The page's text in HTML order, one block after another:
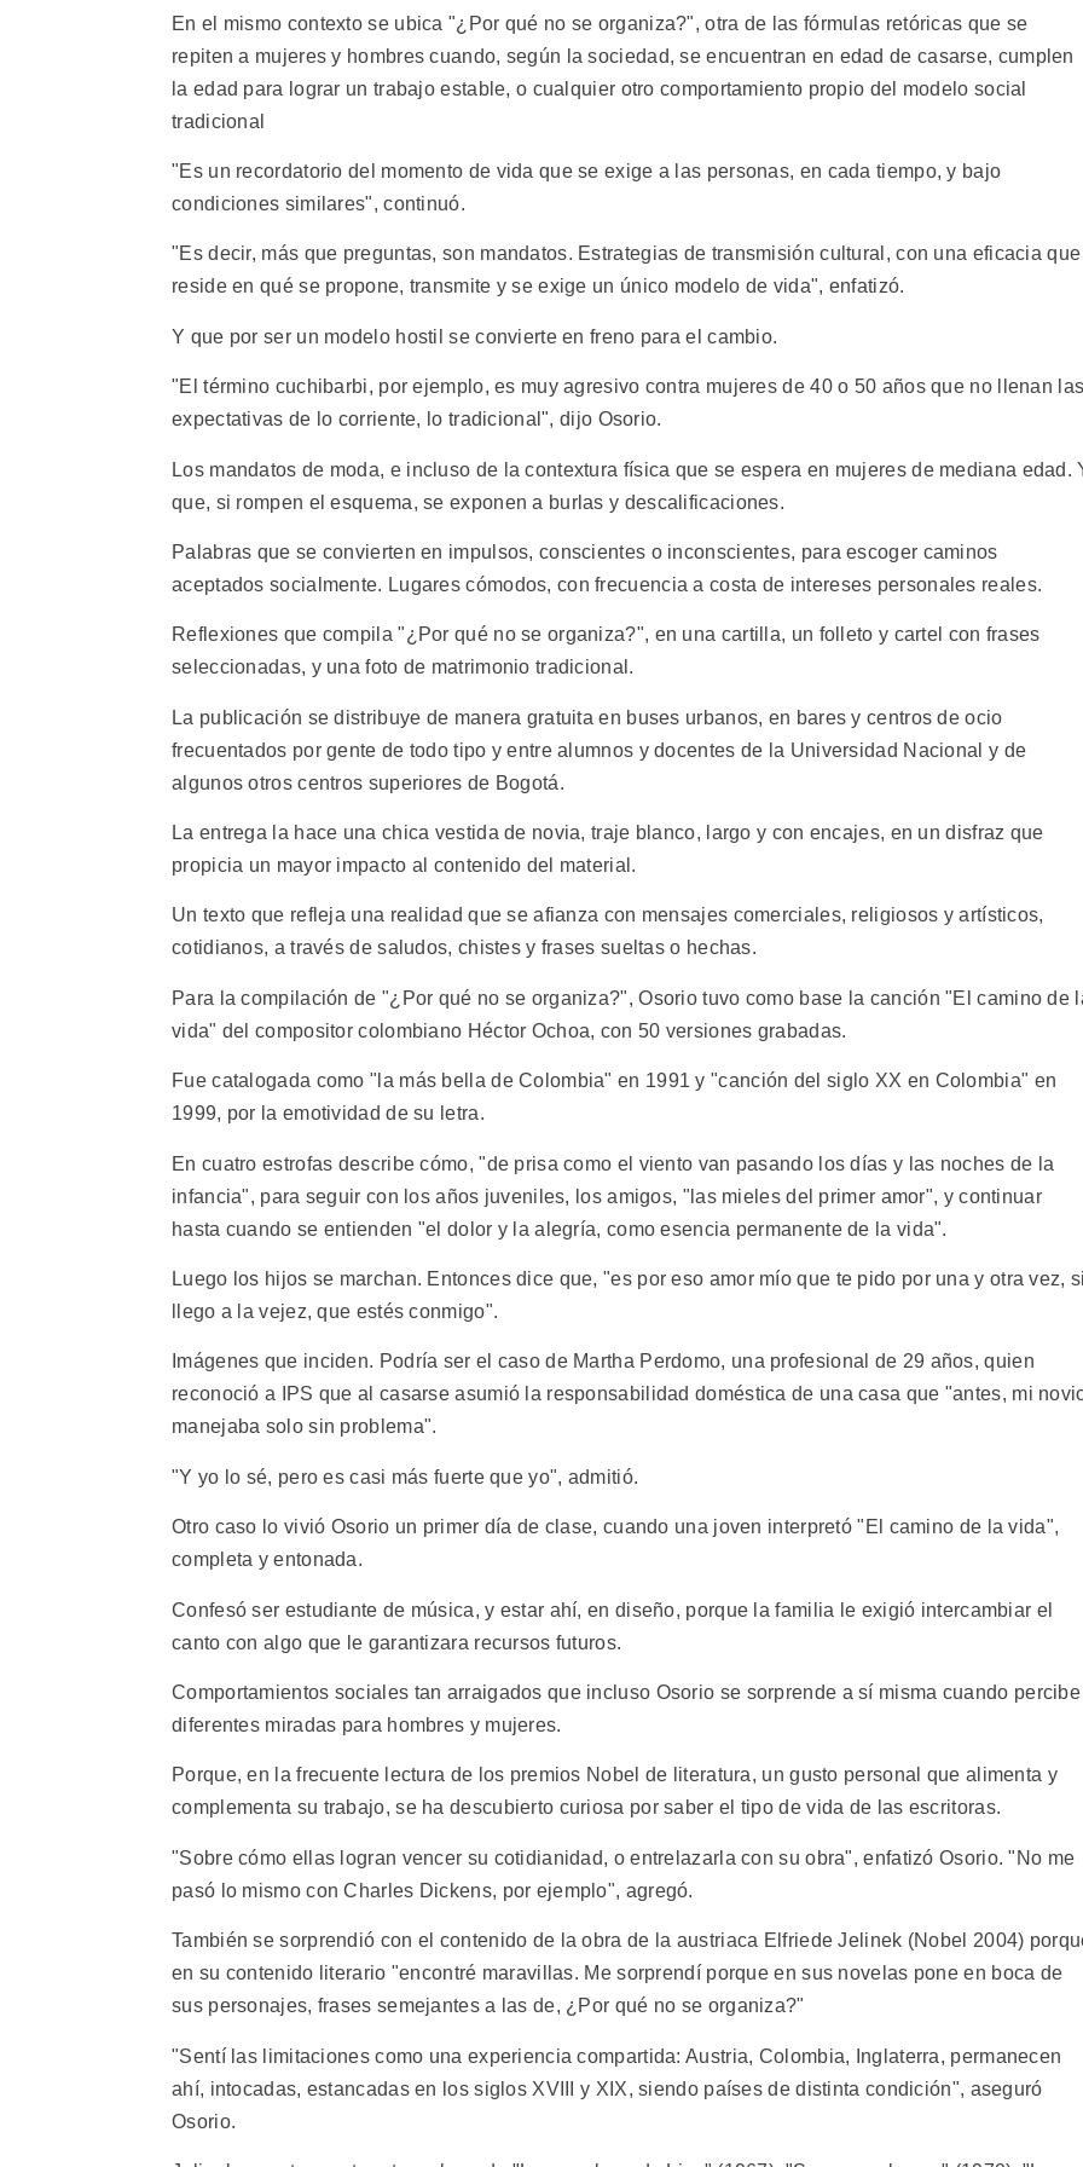
En el mismo contexto se ubica "¿Por qué no se organiza?", otra de las fórmulas retóricas que se
repiten a mujeres y hombres cuando, según la sociedad, se encuentran en edad de casarse, cumplen
la edad para lograr un trabajo estable, o cualquier otro comportamiento propio del modelo social
tradicional
"Es un recordatorio del momento de vida que se exige a las personas, en cada tiempo, y bajo
condiciones similares", continuó.
"Es decir, más que preguntas, son mandatos. Estrategias de transmisión cultural, con una eficacia que
reside en qué se propone, transmite y se exige un único modelo de vida", enfatizó.
Y que por ser un modelo hostil se convierte en freno para el cambio.
"El término cuchibarbi, por ejemplo, es muy agresivo contra mujeres de 40 o 50 años que no llenan
expectativas de lo corriente, lo tradicional", dijo Osorio.
Los mandatos de moda, e incluso de la contextura física que se espera en mujeres de mediana edad.
que, si rompen el esquema, se exponen a burlas y descalificaciones.
Palabras que se convierten en impulsos, conscientes o inconscientes, para escoger caminos
aceptados socialmente. Lugares cómodos, con frecuencia a costa de intereses personales reales.
Reflexiones que compila "¿Por qué no se organiza?", en una cartilla, un folleto y cartel con frases
seleccionadas, y una foto de matrimonio tradicional.
La publicación se distribuye de manera gratuita en buses urbanos, en bares y centros de ocio
frecuentados por gente de todo tipo y entre alumnos y docentes de la Universidad Nacional y de
algunos otros centros superiores de Bogotá.
La entrega la hace una chica vestida de novia, traje blanco, largo y con encajes, en un disfraz que
propicia un mayor impacto al contenido del material.
Un texto que refleja una realidad que se afianza con mensajes comerciales, religiosos y artísticos,
cotidianos, a través de saludos, chistes y frases sueltas o hechas.
Para la compilación de "¿Por qué no se organiza?", Osorio tuvo como base la canción "El camino de
vida" del compositor colombiano Héctor Ochoa, con 50 versiones grabadas.
Fue catalogada como "la más bella de Colombia" en 1991 y "canción del siglo XX en Colombia" en
1999, por la emotividad de su letra.
En cuatro estrofas describe cómo, "de prisa como el viento van pasando los días y las noches de la
infancia", para seguir con los años juveniles, los amigos, "las mieles del primer amor", y continuar
hasta cuando se entienden "el dolor y la alegría, como esencia permanente de la vida".
Luego los hijos se marchan. Entonces dice que, "es por eso amor mío que te pido por una y otra vez,
llego a la vejez, que estés conmigo".
Imágenes que inciden. Podría ser el caso de Martha Perdomo, una profesional de 29 años, quien
reconoció a IPS que al casarse asumió la responsabilidad doméstica de una casa que "antes, mi
manejaba solo sin problema".
"Y yo lo sé, pero es casi más fuerte que yo", admitió.
Otro caso lo vivió Osorio un primer día de clase, cuando una joven interpretó "El camino de la vida",
completa y entonada.
Confesó ser estudiante de música, y estar ahí, en diseño, porque la familia le exigió intercambiar el
canto con algo que le garantizara recursos futuros.
Comportamientos sociales tan arraigados que incluso Osorio se sorprende a sí misma cuando percibe
diferentes miradas para hombres y mujeres.
Porque, en la frecuente lectura de los premios Nobel de literatura, un gusto personal que alimenta y
complementa su trabajo, se ha descubierto curiosa por saber el tipo de vida de las escritoras.
"Sobre cómo ellas logran vencer su cotidianidad, o entrelazarla con su obra", enfatizó Osorio. "No me
pasó lo mismo con Charles Dickens, por ejemplo", agregó.
También se sorprendió con el contenido de la obra de la austriaca Elfriede Jelinek (Nobel 2004)
en su contenido literario "encontré maravillas. Me sorprendí porque en sus novelas pone en boca de
sus personajes, frases semejantes a las de, ¿Por qué no se organiza?"
"Sentí las limitaciones como una experiencia compartida: Austria, Colombia, Inglaterra, permanecen
ahí, intocadas, estancadas en los siglos XVIII y XIX, siendo países de distinta condición", aseguró
Osorio.